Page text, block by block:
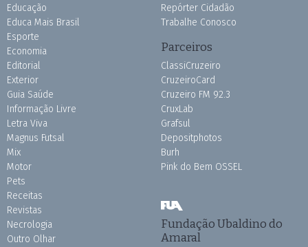
Educação
Educa Mais Brasil
Esporte
Economia
Editorial
Exterior
Guia Saúde
Informação Livre
Letra Viva
Magnus Futsal
Mix
Motor
Pets
Receitas
Revistas
Necrologia
Outro Olhar
Repórter Cidadão
Trabalhe Conosco
Parceiros
ClassiCruzeiro
CruzeiroCard
Cruzeiro FM 92.3
CruxLab
Grafsul
Depositphotos
Burh
Pink do Bem OSSEL
Fundação Ubaldino do
Amaral